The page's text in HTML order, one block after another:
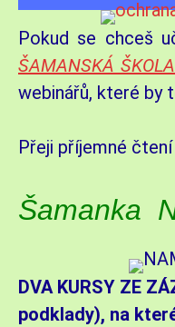
Pokud se chceš
ŠAMANSKÁ
webinářů, které by
Přeji příjemné
Šamanka
DVA KURSY ZE
podklady), na